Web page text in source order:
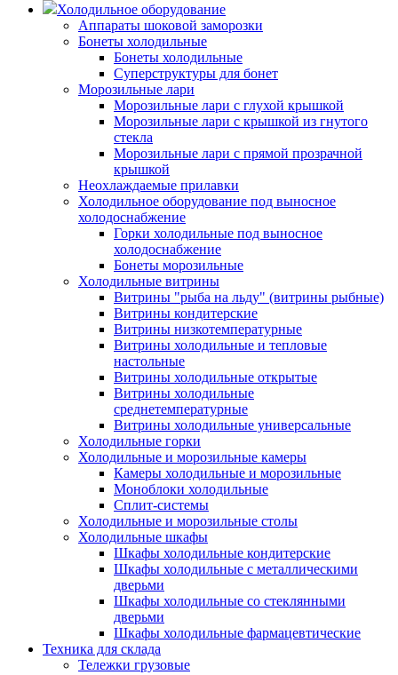
Холодильное оборудование
Аппараты шоковой заморозки
Бонеты холодильные
Бонеты холодильные
Суперструктуры для бонет
Морозильные лари
Морозильные лари с глухой крышкой
Морозильные лари с крышкой из гнутого
стекла
Морозильные лари с прямой прозрачной
крышкой
Неохлаждаемые прилавки
Холодильное оборудование под выносное
холодоснабжение
Горки холодильные под выносное
холодоснабжение
Бонеты морозильные
Холодильные витрины
Витрины "рыба на льду" (витрины рыбные)
Витрины кондитерские
Витрины низкотемпературные
Витрины холодильные и тепловые
настольные
Витрины холодильные открытые
Витрины холодильные
среднетемпературные
Витрины холодильные универсальные
Холодильные горки
Холодильные и морозильные камеры
Камеры холодильные и морозильные
Моноблоки холодильные
Сплит-системы
Холодильные и морозильные столы
Холодильные шкафы
Шкафы холодильные кондитерские
Шкафы холодильные с металлическими
дверьми
Шкафы холодильные со стеклянными
дверьми
Шкафы холодильные фармацевтические
Техника для склада
Тележки грузовые